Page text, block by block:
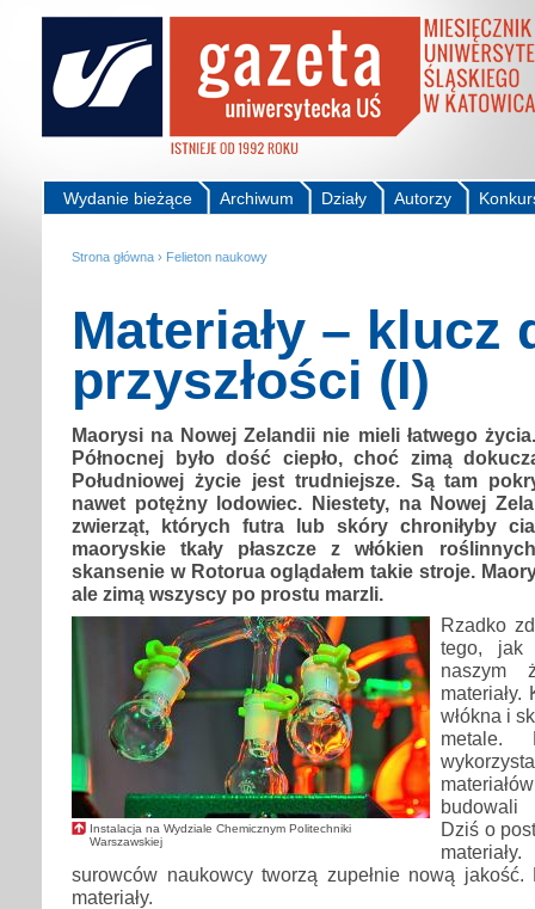
Autorzy
Działy
Archiwum
Wydanie bieżące
Strona główna › Felieton naukowy
Materiały – klucz
przyszłości (I)
Maorysi na Nowej Zelandii nie mieli łatwego
Północnej było dość ciepło, choć zimą
Południowej życie jest trudniejsze. Są tam
nawet potężny lodowiec. Niestety, na Nowej
zwierząt, których futra lub skóry chroniłyby
maoryskie tkały płaszcze z włókien
skansenie w Rotorua oglądałem takie stroje.
ale zimą wszyscy po prostu marzli.
Instalacja na Wydziale Chemicznym Politechniki
Warszawskiej
Rzadko
tego, jak
naszym
włókna i
metale.
budowali
Dziś o
surowców naukowcy tworzą zupełnie nową jakość.
materiały.